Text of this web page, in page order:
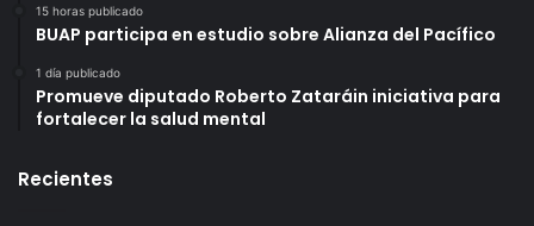
15 horas publicado
BUAP participa en estudio sobre Alianza del Pacífico
1 día publicado
Promueve diputado Roberto Zataráin iniciativa para
fortalecer la salud mental
Recientes